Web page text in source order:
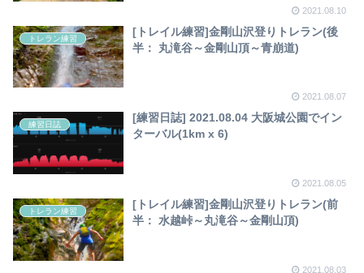
2021.08.10
トレラン練習
[トレイル練習]金剛山沢登りトレラン(後
半： 丸滝谷～金剛山頂～青崩道)
2021.08.07
練習日誌
[練習日誌] 2021.08.04 大阪城公園でイン
ターバル(1km x 6)
2021.08.05
トレラン練習
[トレイル練習]金剛山沢登りトレラン(前
半： 水越峠～丸滝谷～金剛山頂)
2021.08.03